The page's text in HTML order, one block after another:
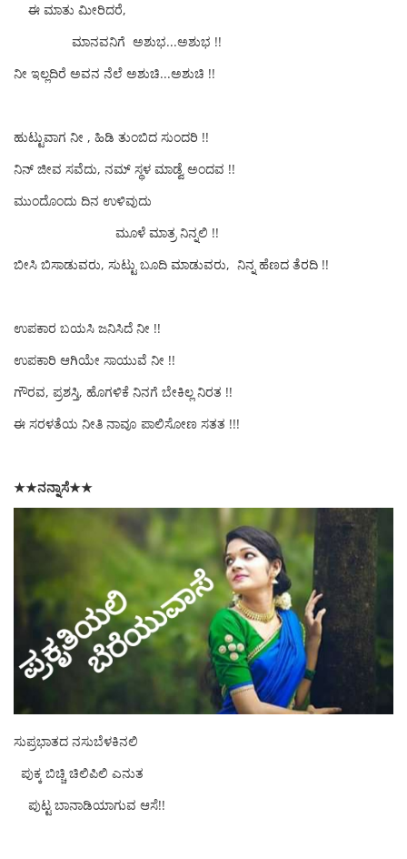
ಈ ಮಾತು ಮೀರಿದರೆ,
ಮಾನವನಿಗೆ ಅಶುಭ...ಅಶುಭ !!
ನೀ ಇಲ್ಲದಿರೆ ಅವನ ನೆಲೆ ಅಶುಚಿ...ಅಶುಚಿ !!
ಹುಟ್ಟುವಾಗ ನೀ , ಹಿಡಿ ತುಂಬಿದ ಸುಂದರಿ !!
ನಿನ್ ಜೀವ ಸವೆದು, ನಮ್ ಸ್ಥಳ ಮಾಡ್ವೆ ಅಂದವ !!
ಮುಂದೊಂದು ದಿನ ಉಳಿವುದು
ಮೂಳೆ ಮಾತ್ರ ನಿನ್ನಲಿ !!
ಬೀಸಿ ಬಿಸಾಡುವರು, ಸುಟ್ಟು ಬೂದಿ ಮಾಡುವರು, ನಿನ್ನ ಹೆಣದ ತೆರದಿ !!
ಉಪಕಾರ ಬಯಸಿ ಜನಿಸಿದೆ ನೀ !!
ಉಪಕಾರಿ ಆಗಿಯೇ ಸಾಯುವೆ ನೀ !!
ಗೌರವ, ಪ್ರಶಸ್ತಿ, ಹೊಗಳಿಕೆ ನಿನಗೆ ಬೇಕಿಲ್ಲ ನಿರತ !!
ಈ ಸರಳತೆಯ ನೀತಿ ನಾವೂ ಪಾಲಿಸೋಣ ಸತತ !!!
★★ನನ್ನಾಸೆ★★
ಸುಪ್ರಭಾತದ ನಸುಬೆಳಕಿನಲಿ
ಪುಕ್ಕ ಬಿಚ್ಚಿ ಚಿಲಿಪಿಲಿ ಎನುತ
ಪುಟ್ಟ ಬಾನಾಡಿಯಾಗುವ ಆಸೆ!!